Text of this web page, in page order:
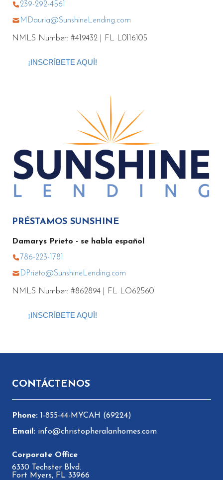
239-292-4561
MDauria@SunshineLending.com
NMLS Number: #419432 | FL L0116105
¡INSCRÍBETE AQUÍ!
PRÉSTAMOS SUNSHINE
Damarys Prieto - se habla español
786-223-1781
DPrieto@SunshineLending.com
NMLS Number: #862894 | FL LO62560
¡INSCRÍBETE AQUÍ!
CONTÁCTENOS
1-855-44-MYCAH (69224)
info@christopheralanhomes.com
6330 Techster Blvd.
Fort Myers, FL 33966